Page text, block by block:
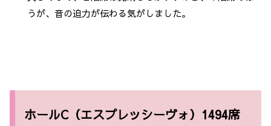
うが、音の迫力が伝わる気がしました。
ホールC（エスプレッシーヴォ）1494席